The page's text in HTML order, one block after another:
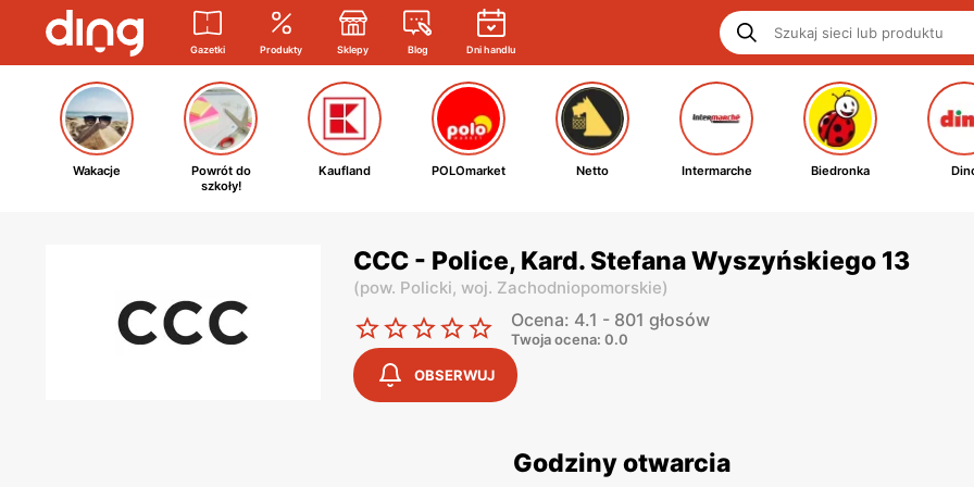
Gazetki Produkty Sklepy Blog Dni handlu
Wakacje
Powrót do
szkoły!
Kaufland POLOmarket Netto Intermarche Biedronka
CCC - Police, Kard. Stefana Wyszyńskiego 13
(pow. Policki, woj. Zachodniopomorskie)
Ocena: 4.1 - 801 głosów
Twoja ocena: 0.0
OBSERWUJ
Godziny otwarcia